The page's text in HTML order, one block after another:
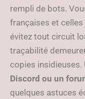
rempli de bots.
françaises et celles
évitez tout circuit
traçabilité
copies insidieuses.
Discord ou un
quelques astuces